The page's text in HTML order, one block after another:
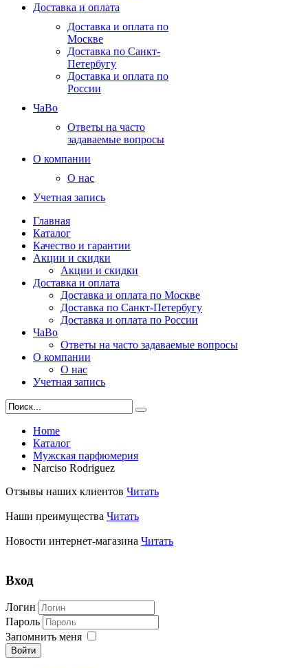
Доставка и оплата
Доставка и оплата по
Москве
Доставка по Санкт-
Петербугу
Доставка и оплата по
России
ЧаВо
Ответы на часто
задаваемые вопросы
О компании
О нас
Учетная запись
Главная
Каталог
Качество и гарантии
Акции и скидки
Акции и скидки
Доставка и оплата
Доставка и оплата по Москве
Доставка по Санкт-Петербугу
Доставка и оплата по России
ЧаВо
Ответы на часто задаваемые вопросы
О компании
О нас
Учетная запись
Home
Каталог
Мужская парфюмерия
Narciso Rodriguez
Отзывы наших клиентов Читать
Наши преимущества Читать
Новости интернет-магазина Читать
Вход
Логин
Пароль
Запомнить меня
Войти